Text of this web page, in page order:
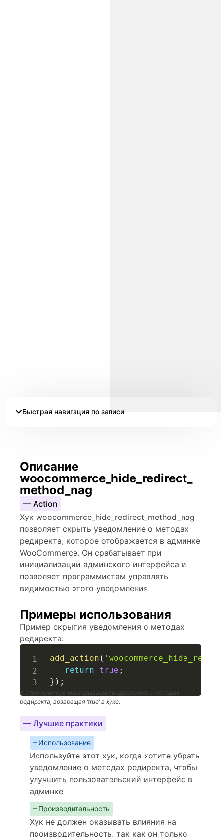
Быстрая навигация по записи
Описание
woocommerce_hide_redirect_
method_nag
— Action
Хук woocommerce_hide_redirect_method_nag
позволяет скрыть уведомление о методах
редиректа, которое отображается в админке
WooCommerce. Он срабатывает при
инициализации админского интерфейса и
позволяет программистам управлять
видимостью этого уведомления
Примеры использования
Пример скрытия уведомления о методах
редиректа:
add_action (
return
true ;
} ) ;
В этом примере мы скрываем уведомление о методах
редиректа, возвращая ‘true’ в хуке.
— Лучшие практики
– Использование
Используйте этот хук, когда хотите убрать
уведомление о методах редиректа, чтобы
улучшить пользовательский интерфейс в
админке
– Производительность
Хук не должен оказывать влияния на
производительность, так как он только